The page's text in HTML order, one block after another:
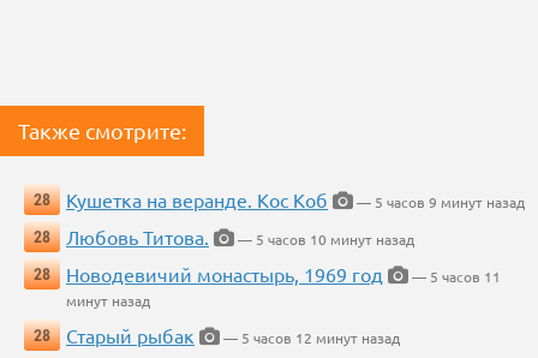
Также смотрите:
28 Кушетка на веранде. Кос Коб
— 5 часов 9 минут назад
28
Любовь Титова.
— 5 часов 10 минут назад
28
Новодевичий монастырь, 1969 год
— 5 часов 11
минут назад
28
Старый рыбак
— 5 часов 12 минут назад